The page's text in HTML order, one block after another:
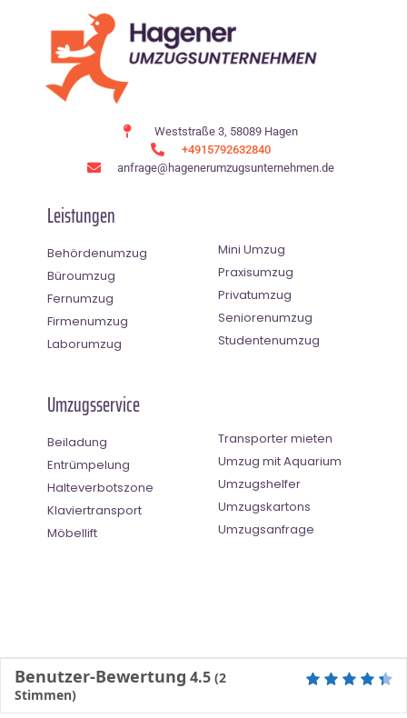
Weststraße 3, 58089 Hagen
+4915792632840
anfrage@hagenerumzugsunternehmen.de
Leistungen
Behördenumzug
Büroumzug
Fernumzug
Firmenumzug
Laborumzug
Mini Umzug
Praxisumzug
Privatumzug
Seniorenumzug
Studentenumzug
Umzugsservice
Beiladung
Entrümpelung
Halteverbotszone
Klaviertransport
Möbellift
Transporter mieten
Umzug mit Aquarium
Umzugshelfer
Umzugskartons
Umzugsanfrage
Benutzer-Bewertung 4.5 (2
Stimmen)